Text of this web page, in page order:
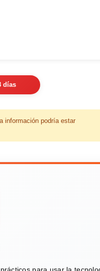
días
información podría estar